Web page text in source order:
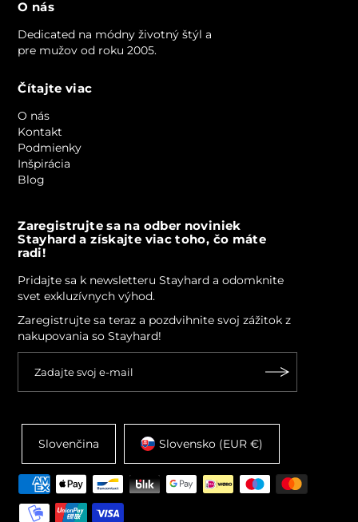
O nás
Dedicated na módny životný štýl a
pre mužov od roku 2005.
Čítajte viac
O nás
Kontakt
Podmienky
Inšpirácia
Blog
Zaregistrujte sa na odber noviniek
Stayhard a získajte viac toho, čo máte
radi!
Pridajte sa k newsletteru Stayhard a odomknite
svet exkluzívnych výhod.
Zaregistrujte sa teraz a pozdvihnite svoj zážitok z
nakupovania so Stayhard!
Slovenčina Slovensko (EUR €)